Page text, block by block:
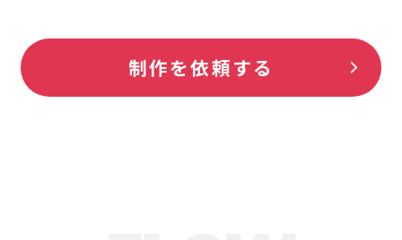
制作を依頼する